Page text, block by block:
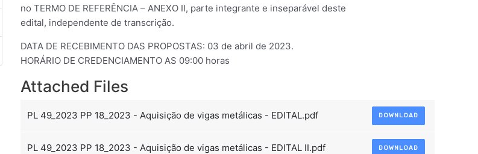
no TERMO DE REFERÊNCIA – ANEXO II, parte integrante e inseparável deste
edital, independente de transcrição.
DATA DE RECEBIMENTO DAS PROPOSTAS: 03 de abril de 2023.
HORÁRIO DE CREDENCIAMENTO AS 09:00 horas
Attached Files
PL 49_2023 PP 18_2023 - Aquisição de vigas metálicas - EDITAL.pdf DOWNLOAD
PL 49_2023 PP 18_2023 - Aquisição de vigas metálicas - EDITAL II.pdf DOWNLOAD